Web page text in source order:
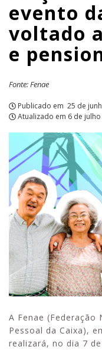
e
da
Caixa
|
APCEF/SP
evento
voltado
e
Fonte: Fenae
Publicado em 25 de
Atualizado em 6 de
A Fenae (Federação
Pessoal da Caixa),
realizará, no dia 7